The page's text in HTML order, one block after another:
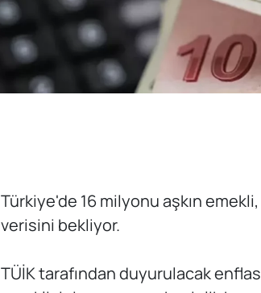
Türkiye'de 16 milyonu aşkın
verisini bekliyor.
TÜİK tarafından duyurulacak